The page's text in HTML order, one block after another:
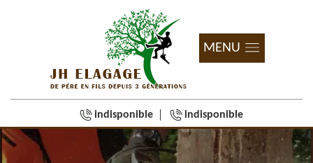
MENU
indisponible indisponible